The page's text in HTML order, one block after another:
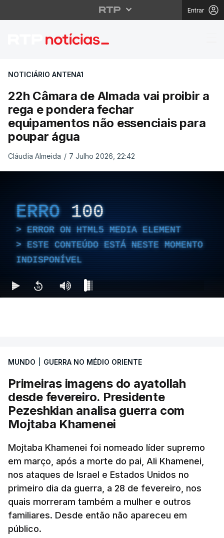
Entrar
22h Câmara de
NOTICIÁRIO ANTENA1
22h Câmara de Almada vai proibir a
rega e pondera fechar
equipamentos não essenciais para
poupar água
Cláudia Almeida / 7 Julho 2026, 22:42
ERRO 100
ERROR ON HTML5 MEDIA ELEMENT
ESTE CONTEÚDO ESTÁ NESTE MOMENTO
INDISPONÍVEL
MUNDO GUERRA NO MÉDIO ORIENTE
Primeiras imagens do ayatollah
desde fevereiro. Presidente
Pezeshkian analisa guerra com
Mojtaba Khamenei
Mojtaba Khamenei foi nomeado líder supremo
em março, após a morte do pai, Ali Khamenei,
nos ataques de Israel e Estados Unidos no
primeiro dia da guerra, a 28 de fevereiro, nos
quais morreram também a mulher e outros
familiares. Desde então não apareceu em
público.